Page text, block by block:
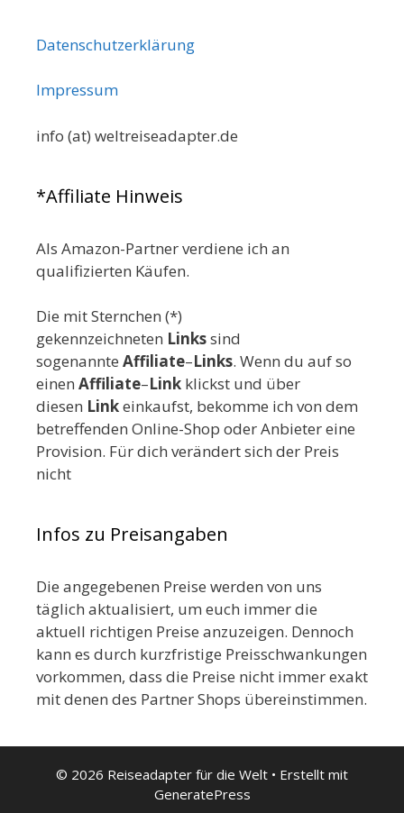
Datenschutzerklärung
Impressum
info (at) weltreiseadapter.de
*Affiliate Hinweis
Als Amazon-Partner verdiene ich an
qualifizierten Käufen.
Die mit Sternchen (*)
gekennzeichneten Linkssind
sogenannte Affiliate–Links. Wenn du auf so
einen Affiliate–Link klickst und über
diesen Linkeinkaufst, bekomme ich von dem
betreffenden Online-Shop oder Anbieter eine
Provision. Für dich verändert sich der Preis
nicht
Infos zu Preisangaben
Die angegebenen Preise werden von uns
täglich aktualisiert, um euch immer die
aktuell richtigen Preise anzuzeigen. Dennoch
kann es durch kurzfristige Preisschwankungen
vorkommen, dass die Preise nicht immer exakt
mit denen des Partner Shops übereinstimmen.
© 2026 Reiseadapter für die Welt • Erstellt mit
GeneratePress